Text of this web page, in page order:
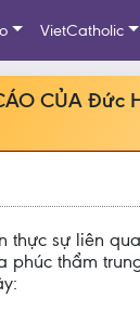
VietCatholic
CỦA Đức
thực sự liên
phúc thẩm